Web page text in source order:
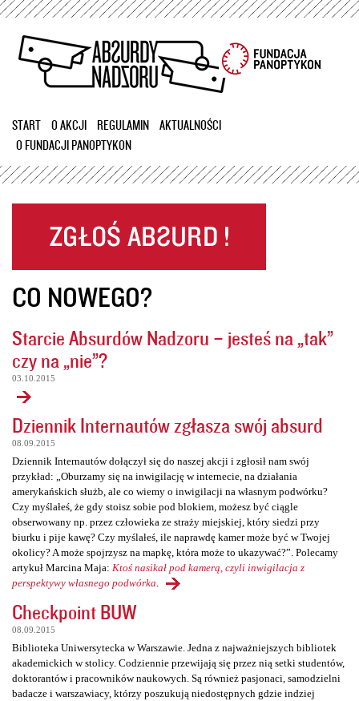
Przejdź
treści
START O AKCJI REGULAMIN
AKTUALNOŚCI
O FUNDACJI PANOPTYKON
CO NOWEGO?
Starcie Absurdów Nadzoru – jesteś na „tak”
czy na „nie”?
03.10.2015
Dziennik Internautów zgłasza swój absurd
08.09.2015
Dziennik Internautów dołączył się do naszej akcji i zgłosił nam swój
przykład: „Oburzamy się na inwigilację w internecie, na działania
amerykańskich służb, ale co wiemy o inwigilacji na własnym podwórku?
Czy myślałeś, że gdy stoisz sobie pod blokiem, możesz być ciągle
obserwowany np. przez człowieka ze straży miejskiej, który siedzi przy
biurku i pije kawę? Czy myślałeś, ile naprawdę kamer może być w Twojej
okolicy? A może spojrzysz na mapkę, która może to ukazywać?”. Polecamy
artykuł Marcina Maja: Ktoś nasikał pod kamerą, czyli inwigilacja z
perspektywy własnego podwórka
Checkpoint BUW
08.09.2015
Biblioteka Uniwersytecka w Warszawie. Jedna z najważniejszych bibliotek
akademickich w stolicy. Codziennie przewijają się przez nią setki studentów,
doktorantów i pracowników naukowych. Są również pasjonaci, samodzielni
badacze i warszawiacy, którzy poszukują niedostępnych gdzie indziej